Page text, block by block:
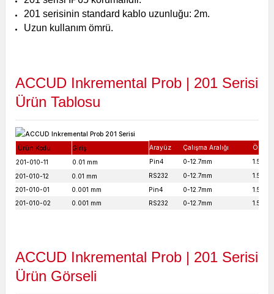
201 serisinin standard kablo uzunluğu: 2m.
Uzun kullanım ömrü.
ACCUD Inkremental Prob | 201 Serisi
Ürün Tablosu
Ürün Kodu Giriş Arayüz Çalışma Aralığı
201-010-11
0.01 mm Pin4 0-12.7mm
1.5N
201-010-12
0.01 mm RS232 0-12.7mm
1.5N
201-010-01
0.001 mm Pin4 0-12.7mm
1.5N
201-010-02
0.001 mm RS232 0-12.7mm 1.5N
ACCUD Inkremental Prob | 201 Serisi
Ürün Görseli